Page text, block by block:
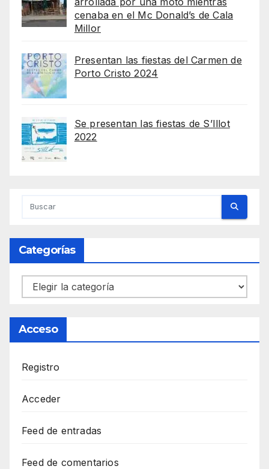
cenaba en el Mc Donald’s de Cala
Millor
Presentan las fiestas del Carmen de
Porto Cristo 2024
Se presentan las fiestas de S’Illot
2022
Categorías
Categorías
Acceso
Registro
Acceder
Feed de entradas
Feed de comentarios